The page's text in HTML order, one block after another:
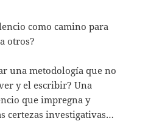
como camino para
otros?
una metodología que no
y el escribir? Una
que impregna y
certezas investigativas…